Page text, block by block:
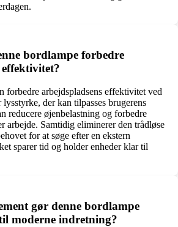
bordlampe forbedre
forbedre arbejdspladsens effektivitet ved
der kan tilpasses brugerens
reducere øjenbelastning og forbedre
arbejde. Samtidig eliminerer den trådløse
for at søge efter en ekstern
sparer tid og holder enheder klar til
gør denne bordlampe
moderne indretning?